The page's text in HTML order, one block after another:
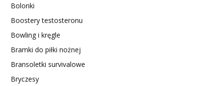
Bolonki
Boostery testosteronu
Bowling i kręgle
Bramki do piłki nożnej
Bransoletki survivalowe
Bryczesy